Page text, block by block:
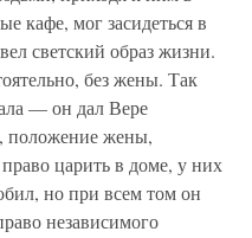
кафе, мог засидеться в
светский образ жизни.
без жены. Так
— он дал Вере
положение жены,
царить в доме, у них
но при всем том он
независимого